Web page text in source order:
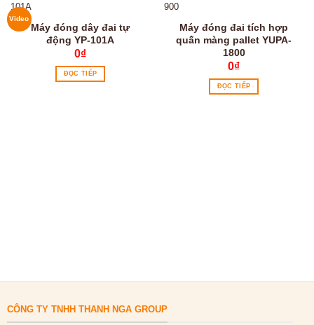
Video
Máy đóng dây đai tự
động YP-101A
0₫
ĐỌC TIẾP
Máy đóng đai tích hợp
quấn màng pallet YUPA-
1800
0₫
ĐỌC TIẾP
CÔNG TY TNHH THANH NGA GROUP